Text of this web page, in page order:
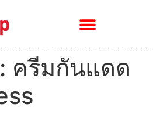
ครีมกันแดด